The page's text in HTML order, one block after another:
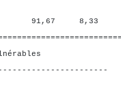
8,33